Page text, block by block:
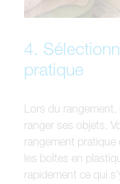
4.
pratique
Lors du
ranger ses objets.
rangement pratique
les boîtes en
rapidement ce qui